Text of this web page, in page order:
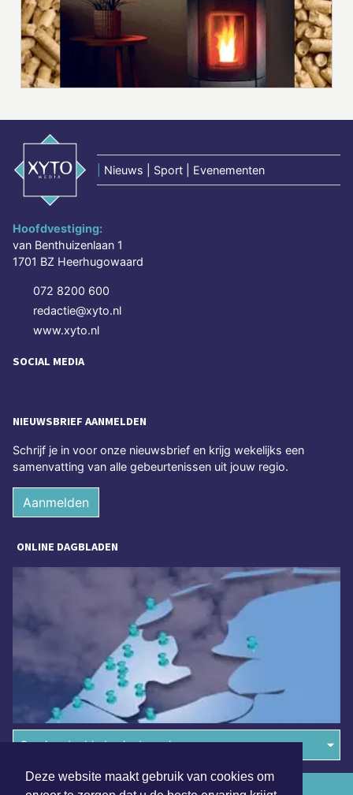
Deze website maakt gebruik van cookies om
Nieuws | Sport | Evenementen
Hoofdvestiging:
van Benthuizenlaan 1
1701 BZ Heerhugowaard
072 8200 600
redactie@xyto.nl
www.xyto.nl
SOCIAL MEDIA
NIEUWSBRIEF AANMELDEN
Schrijf je in voor onze nieuwsbrief en krijg wekelijks een
samenvatting van alle gebeurtenissen uit jouw regio.
Aanmelden
ONLINE DAGBLADEN
Overige dagbladen in de regio